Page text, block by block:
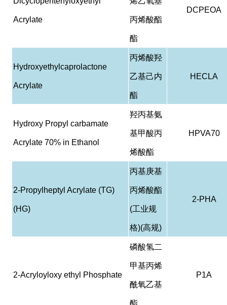
Acrylate 丙烯酸酯
酯
DCPEOA
Hydroxyethylcaprolactone
Acrylate
丙烯酸羟
乙基己内
酯
HECLA
Hydroxy Propyl carbamate
Acrylate 70% in Ethanol
羟丙基氨
基甲酸丙
烯酸酯
HPVA70
2-Propylheptyl Acrylate (TG)
(HG)
丙基庚基
丙烯酸酯
(工业规
格)(高规)
2-PHA
2-Acryloyloxy ethyl Phosphate
磷酸氢二
甲基丙烯
酰氧乙基
酯
P1A